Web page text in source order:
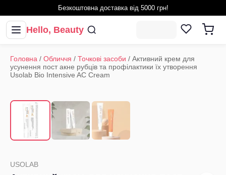
Безкоштовна доставка від 5000 грн!
Hello, Beauty
Головна / Обличчя / Точкові засоби / Активний крем для
усунення пост акне рубців та профілактики їх утворення
Usolab Bio Intensive AC Cream
USOLAB